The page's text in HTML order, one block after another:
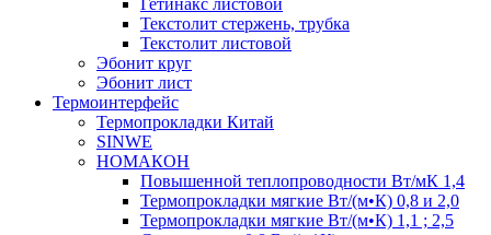
Гетинакс листовой
Текстолит стержень, трубка
Текстолит листовой
Эбонит круг
Эбонит лист
Термоинтерфейс
Термопрокладки Китай
SINWE
НОМАКОН
Повышенной теплопроводности Вт/мК 1,4
Термопрокладки мягкие Вт/(м•К) 0,8 и 2,0
Термопрокладки мягкие Вт/(м•К) 1,1 ; 2,5